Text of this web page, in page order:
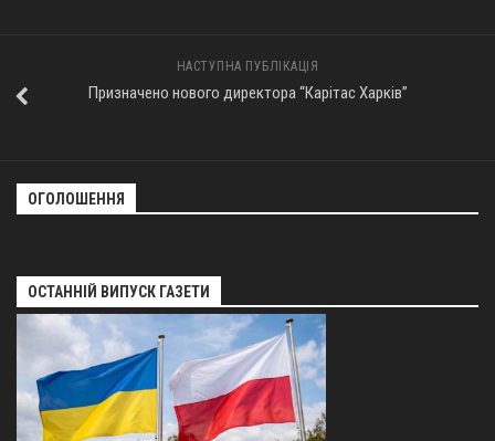
НАСТУПНА ПУБЛІКАЦІЯ
Призначено нового директора “Карітас Харків”
ОГОЛОШЕННЯ
ОСТАННІЙ ВИПУСК ГАЗЕТИ